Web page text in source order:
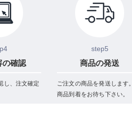
の確認
し、注文確定
step5
商品の発送
ご注文の商品を発送します。
商品到着をお待ち下さい。